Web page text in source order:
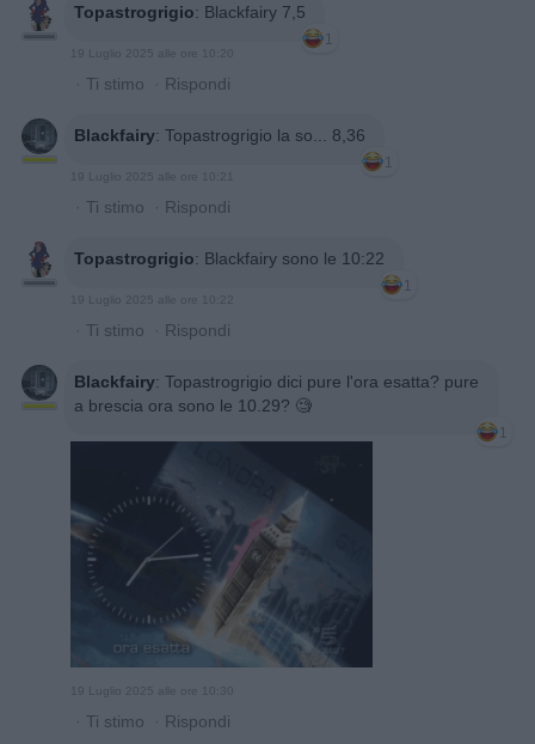
Topastrogrigio: Blackfairy 7,5
1
19 Luglio 2025 alle ore 10:20
· Ti stimo · Rispondi
Blackfairy: Topastrogrigio la so... 8,36
1
19 Luglio 2025 alle ore 10:21
· Ti stimo · Rispondi
Topastrogrigio: Blackfairy sono le 10:22
1
19 Luglio 2025 alle ore 10:22
· Ti stimo · Rispondi
Blackfairy: Topastrogrigio dici pure l'ora esatta? pure
a brescia ora sono le 10.29? 🧐
1
19 Luglio 2025 alle ore 10:30
· Ti stimo · Rispondi